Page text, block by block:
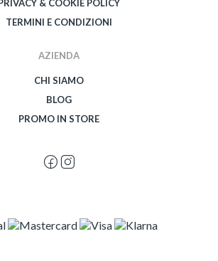
PRIVACY & COOKIE POLICY
TERMINI E CONDIZIONI
AZIENDA
CHI SIAMO
BLOG
PROMO IN STORE